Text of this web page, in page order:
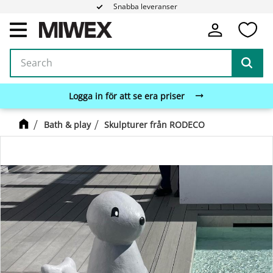
Menu
Snabba leveranser
Logga in för att se era priser
Bath & play Skulpturer från RODECO